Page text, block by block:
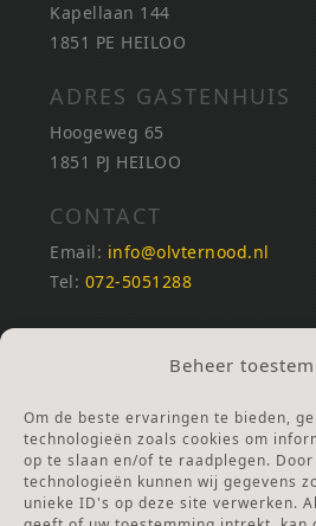
Beheer
Om de beste ervaringen te bieden,
technologieën zoals cookies om
op te slaan en/of te raadplegen.
technologieën kunnen wij gegevens
unieke ID's op deze site verwerken.
Kapellaan 144
1851 PE HEILOO
ADRES GASTENHUIS
Hoogeweg 65
1851 PJ HEILOO
CONTACT
Email: info@olvternood.nl
Tel: 072-5051288
REKENINGNUMMERS
NL25INGB0000672168
Ga naar Doneren
ANBI Stichting
RSIN nummer:002832987